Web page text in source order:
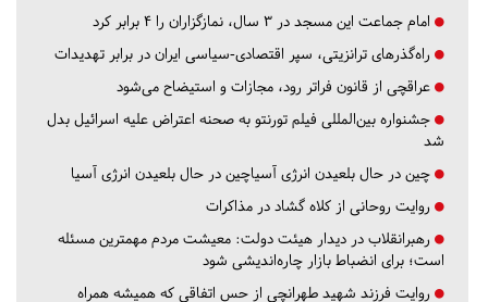
امام جماعت این مسجد در ۳ سال، نمازگزاران را ۴ برابر کرد
راه‌گذرهای ترانزیتی، سپر اقتصادی-سیاسی ایران در برابر تهدیدات
عراقچی از قانون فراتر رود، مجازات و استیضاح می‌شود
جشنواره بین‌المللی فیلم تورنتو به صحنه اعتراض علیه اسرائیل بدل
شد
چین در حال بلعیدن انرژی آسیاچین در حال بلعیدن انرژی آسیا
روایت روحانی از کلاه گشاد در مذاکرات
رهبرانقلاب در دیدار هیئت دولت: معیشت مردم مهمترین مسئله
است؛ برای انضباط بازار چاره‌اندیشی شود
روایت فرزند شهید طهرانچی از حس اتفاقی که همیشه همراه